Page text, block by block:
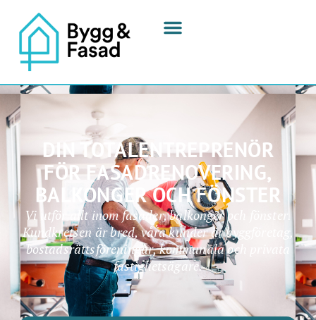
DIN TOTALENTREPRENÖR
FÖR FASADRENOVERING,
BALKONGER OCH FÖNSTER
Vi utför allt inom fasader, balkonger och fönster.
Kundkretsen är bred, våra kunder är byggföretag,
bostadsrättsföreningar, kommunala och privata
fastighetsägare.